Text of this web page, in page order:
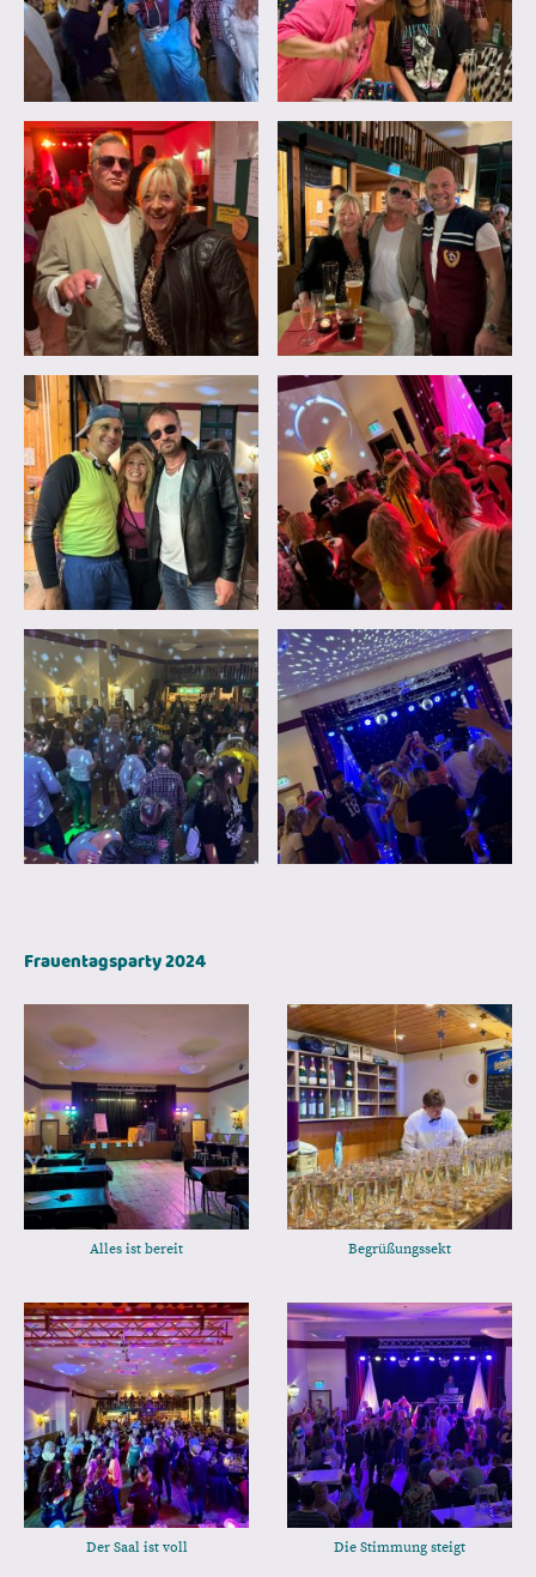
Frauentagsparty 2024
Alles ist bereit Begrüßungssekt
Der Saal ist voll Die Stimmung steigt